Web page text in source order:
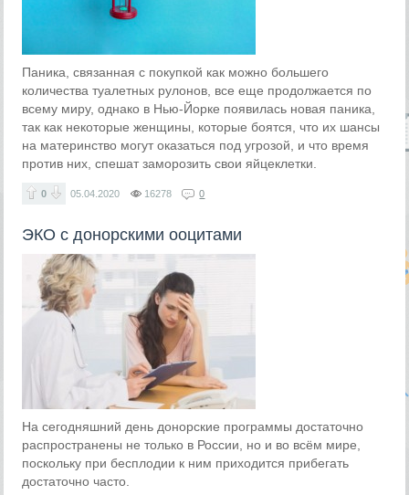
Паника, связанная с покупкой как можно большего
количества туалетных рулонов, все еще продолжается по
всему миру, однако в Нью-Йорке появилась новая паника,
так как некоторые женщины, которые боятся, что их шансы
на материнство могут оказаться под угрозой, и что время
против них, спешат заморозить свои яйцеклетки.
0 05.04.2020 16278 0
ЭКО с донорскими ооцитами
На сегодняшний день донорские программы достаточно
распространены не только в России, но и во всём мире,
поскольку при бесплодии к ним приходится прибегать
достаточно часто.